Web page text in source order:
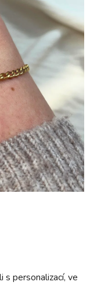
s personalizací, ve